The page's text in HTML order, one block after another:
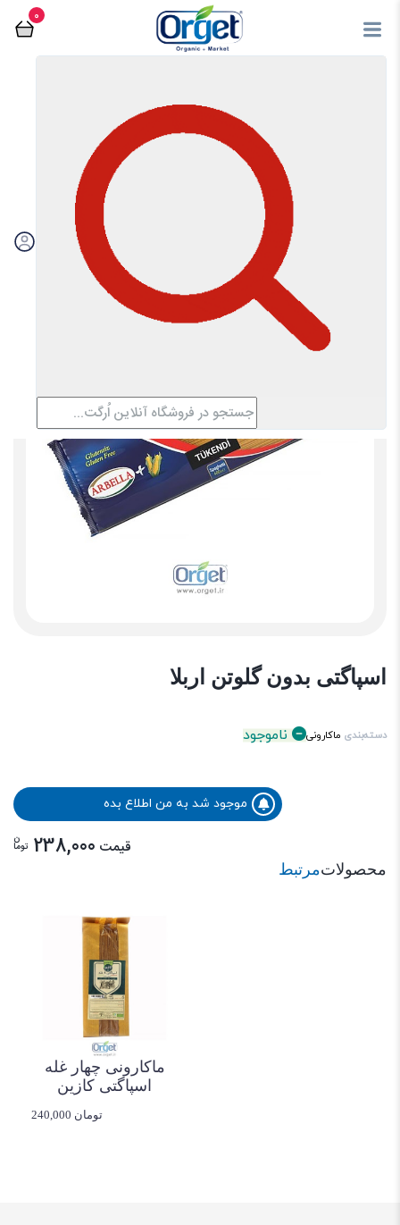
0
فروشگاه آنلاین اُرگت
کالاهای اساسی
ماکارونی
اسپاگتی بدون گلوتن اربلا
دسته‌بندی ماکارونی ناموجود
موجود شد به من اطلاع بده
قیمت 238,000 توما
ن
محصولاتمرتبط
ماکارونی چهار غله
اسپاگتی کازین
240,000 تومان